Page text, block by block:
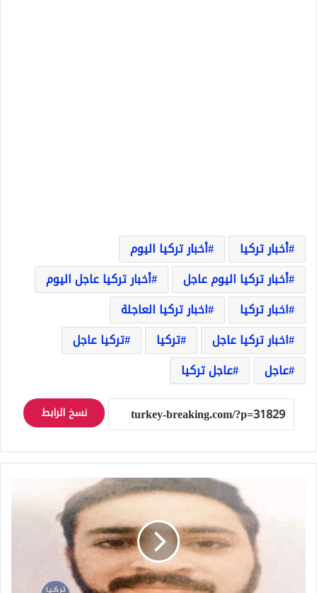
أخبار تركيا
أخبار تركيا اليوم
أخبار تركيا اليوم عاجل
أخبار تركيا عاجل اليوم
اخبار تركيا
اخبار تركيا العاجلة
اخبار تركيا عاجل
تركيا
تركيا عاجل
عاجل
عاجل تركيا
نسخ الرابط